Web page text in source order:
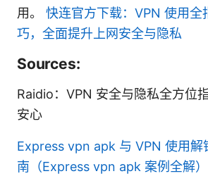
用。 快连官方下载：VPN 使用全
巧，全面提升上网安全与隐私
Sources:
Raidio：VPN 安全与隐私全方位
安心
Express vpn apk 与 VPN 使用解
南（Express vpn apk 案例全解）